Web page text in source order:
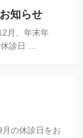
知らせ
月、年末年
診日 …
の休診日をお